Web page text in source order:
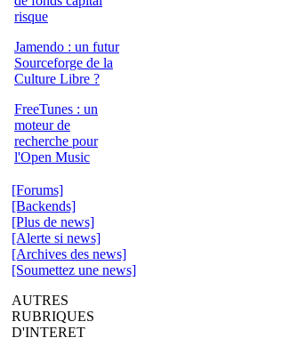
risque
Jamendo : un futur
Sourceforge de la
Culture Libre ?
FreeTunes : un
moteur de
recherche pour
l'Open Music
[Forums]
[Backends]
[Plus de news]
[Alerte si news]
[Archives des news]
[Soumettez une news]
AUTRES
RUBRIQUES
D'INTERET